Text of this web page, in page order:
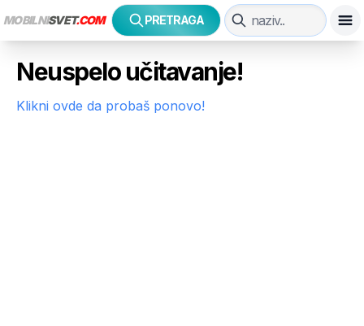
MOBILNISVET.COM PRETRAGA
Neuspelo učitavanje!
Klikni ovde da probaš ponovo!